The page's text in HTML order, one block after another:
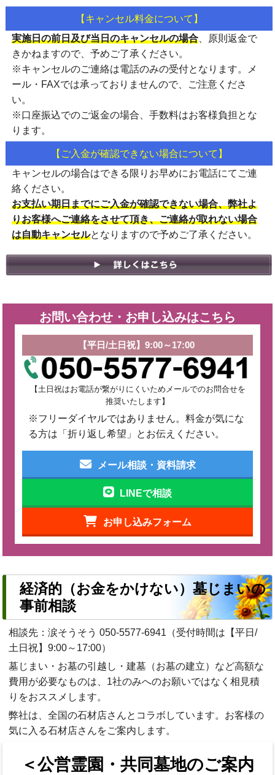
【キャンセル料金について】
実施日の前日及び当日のキャンセルの場合
原則返金で
きかねますので、予めご了承ください。
※キャンセルのご連絡は電話のみの受付となります。メ
ール・FAXでは承っておりませんので、ご注意くださ
い。
※口座振込でのご返金の場合、手数料はお客様負担とな
ります。
【ご入金が確認できない場合について】
キャンセルの場合はできる限りお早めにお電話にてご連
絡ください。
お支払い期日までにご入金が確認できない場合、弊社よ
りお客様へご連絡をさせて頂き、ご連絡が取れない場合
は自動キャンセルとなりますので予めご了承ください。
お問い合わせ・お申し込みはこちら
【平日/土日祝】9:00～17:00
【土日祝はお電話が繋がりにくいためメールでのお問合せを
推奨いたします】
※フリーダイヤルではありません。料金が気にな
る方は「折り返し希望」とお伝えください。
メール相談・資料請求
LINEで相談
お申し込みフォーム
経済的（お金をかけない）墓じまいの
事前相談
相談先：涙そうそう050-5577-6941 （受付時間は【平日/
土日祝】9:00～17:00）
墓じまい・お墓の引越し・建墓（お墓の建立）など高額な
費用が必要なものは、1社のみへのお願いではなく相見積
りをおススメします。
弊社は、全国の石材店さんとコラボしています。お客様の
気に入る石材店さんをご案内します。
＜公営霊園・共同墓地のご案内